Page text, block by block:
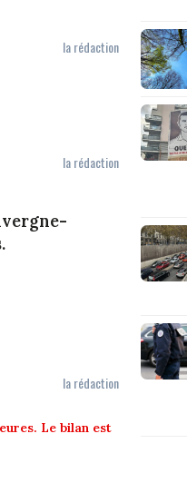
la rédaction
la rédaction
la rédaction
Le bilan est